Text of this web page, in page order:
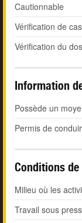
Cautionnable
Vérification de
Vérification du
Information
Possède un
Permis de
Conditions
Milieu où les
Travail sous